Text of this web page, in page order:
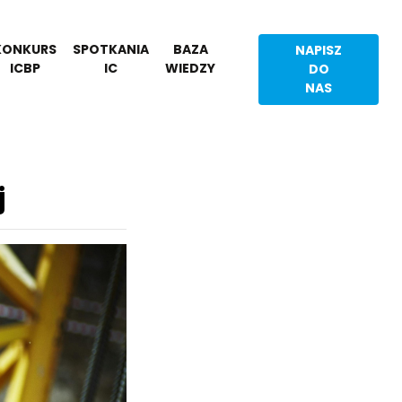
ICBP
SPOTKANIA
IC
BAZA
WIEDZY
NAPISZ
DO
NAS